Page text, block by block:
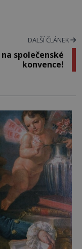
DALŠÍ ČLÁNEK
společenské
konvence!